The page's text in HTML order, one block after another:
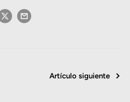
Artículo siguiente